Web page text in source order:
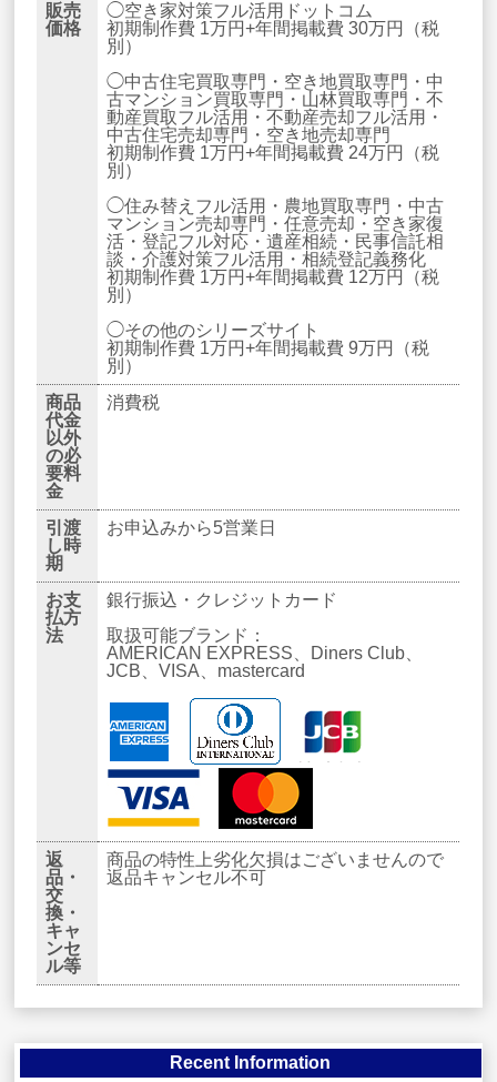
販売
価格
◯空き家対策フル活用ドットコム
初期制作費 1万円+年間掲載費 30万円（税
別）
◯中古住宅買取専門・空き地買取専門・中
古マンション買取専門・山林買取専門・不
動産買取フル活用・不動産売却フル活用・
中古住宅売却専門・空き地売却専門
初期制作費 1万円+年間掲載費 24万円（税
別）
◯住み替えフル活用・農地買取専門・中古
マンション売却専門・任意売却・空き家復
活・登記フル対応・遺産相続・民事信託相
談・介護対策フル活用・相続登記義務化
初期制作費 1万円+年間掲載費 12万円（税
別）
◯その他のシリーズサイト
初期制作費 1万円+年間掲載費 9万円（税
別）
商品
代金
以外
の必
要料
金
消費税
引渡
し時
期
お申込みから5営業日
お支
払方
法
銀行振込・クレジットカード
取扱可能ブランド：
AMERICAN EXPRESS、Diners Club、
JCB、VISA、mastercard
返
品・
交
換・
キャ
ンセ
ル等
商品の特性上劣化欠損はございませんので
返品キャンセル不可
Recent Information